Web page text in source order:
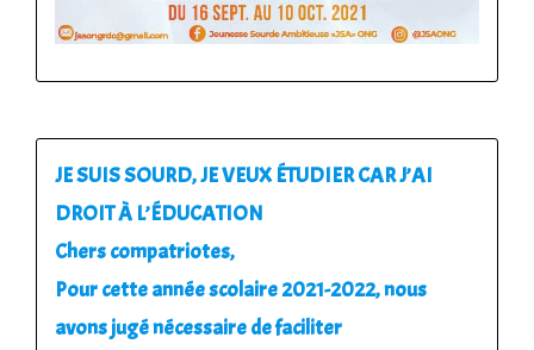
JE SUIS SOURD, JE VEUX ÉTUDIER CAR J’AI
DROIT À L’ÉDUCATION
Chers compatriotes,
Pour cette année scolaire 2021-2022, nous
avons jugé nécessaire de faciliter